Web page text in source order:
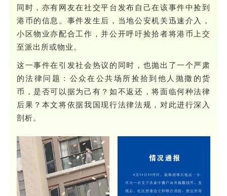
同时，亦有网友在社交平台发布自己在该事件中捡到
港币的信息。事件发生后，当地公安机关迅速介入，
小区物业亦配合工作，并公开呼吁捡拾者将港币上交
至派出所或物业。
这一事件在引发社会热议的同时，也抛出了一个严肃
的法律问题：公众在公共场所捡拾到他人抛撒的货
币，是否可以据为己有？如不返还，将面临何种法律
后果？本文将依据我国现行法律法规，对此进行深入
剖析。